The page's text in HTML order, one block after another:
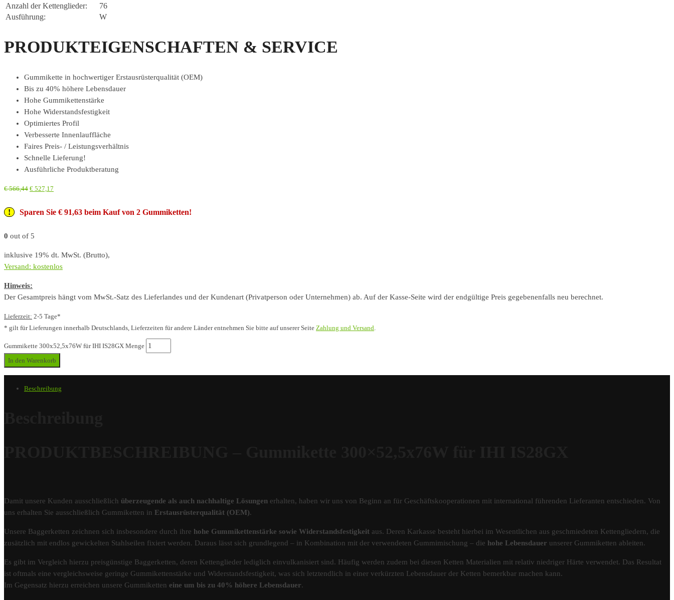
Anzahl der Kettenglieder:
76
Ausführung:
W
PRODUKTEIGENSCHAFTEN & SERVICE
Gummikette in hochwertiger Erstausrüsterqualität (OEM)
Bis zu 40% höhere Lebensdauer
Hohe Gummikettenstärke
Hohe Widerstandsfestigkeit
Optimiertes Profil
Verbesserte Innenlauffläche
Faires Preis- / Leistungsverhältnis
Schnelle Lieferung!
Ausführliche Produktberatung
€566,44 € 527,17
Sparen Sie € 91,63 beim Kauf von 2 Gummiketten!
0 out of 5
inklusive 19% dt. MwSt. (Brutto),
Versand: kostenlos
Hinweis:
Der Gesamtpreis hängt vom MwSt.-Satz des Lieferlandes und der Kundenart (Privatperson oder Unternehmen) ab. Auf der Kasse-Seite wird der endgültige Preis gegebenenfalls neu berechnet.
Lieferzeit: 2-5 Tage*
* gilt für Lieferungen innerhalb Deutschlands, Lieferzeiten für andere Länder entnehmen Sie bitte auf unserer Seite Zahlung und Versand
Gummikette 300x52,5x76W für IHI IS28GX Menge
In den Warenkorb
Beschreibung
Damit unsere Kunden ausschließlich überzeugende als auch nachhaltige Lösungen erhalten, haben wir uns von Beginn an für Geschäftskooperationen mit international führenden Lieferanten entschieden. Von
uns erhalten Sie ausschließlich Gummiketten in Erstausrüsterqualität (OEM).
Unsere Baggerketten zeichnen sich insbesondere durch ihre hohe Gummikettenstärke sowie Widerstandsfestigkeit aus. Deren Karkasse besteht hierbei im Wesentlichen aus geschmiedeten Kettengliedern, die
zusätzlich mit endlos gewickelten Stahlseilen fixiert werden. Daraus lässt sich grundlegend – in Kombination mit der verwendeten Gummimischung – die hohe Lebensdauer unserer Gummiketten ableiten.
Es gibt im Vergleich hierzu preisgünstige Baggerketten, deren Kettenglieder lediglich einvulkanisiert sind. Häufig werden zudem bei diesen Ketten Materialien mit relativ niedriger Härte verwendet. Das Resultat
ist oftmals eine vergleichsweise geringe Gummikettenstärke und Widerstandsfestigkeit, was sich letztendlich in einer verkürzten Lebensdauer der Ketten bemerkbar machen kann.
Im Gegensatz hierzu erreichen unsere Gummiketten eine um bis zu 40% höhere Lebensdauer.